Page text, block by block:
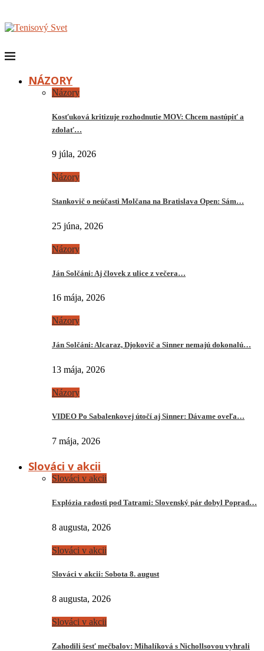
NÁZORY
Názory
Kosťuková kritizuje rozhodnutie MOV: Chcem nastúpiť a
zdolať…
9 júla, 2026
Názory
Stankovič o neúčasti Molčana na Bratislava Open: Sám…
25 júna, 2026
Názory
Ján Solčáni: Aj človek z ulice z večera…
16 mája, 2026
Názory
Ján Solčáni: Alcaraz, Djokovič a Sinner nemajú dokonalú…
13 mája, 2026
Názory
VIDEO Po Sabalenkovej útočí aj Sinner: Dávame oveľa…
7 mája, 2026
Slováci v akcii
Slováci v akcii
Explózia radosti pod Tatrami: Slovenský pár dobyl Poprad…
8 augusta, 2026
Slováci v akcii
Slováci v akcii: Sobota 8. august
8 augusta, 2026
Slováci v akcii
Zahodili šesť mečbalov: Mihalíková s Nichollsovou vyhrali